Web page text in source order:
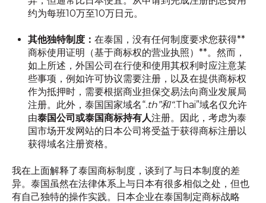
约为每班10万至10万日元。
其他独特制度：在泰国，没有任何制度要求您获得**
商标使用证明（基于商标权的营业执照）**。然而，
如上所述，外国公司在行使和使用其权利时应注意某
些事项，例如许可协议需要注册，以及在提供商标权
作为抵押时，需要根据商业担保交易法向商业发展局
注册。此外，泰国国家域名“.th”和“.Thai”域名仅允许
由泰国公司或泰国商标持有人注册。因此，考虑为泰
国市场开发网站的日本公司将受益于获得商标注册以
获得域名注册资格。
我在上面解释了泰国商标制度，谈到了与日本制度的差
异。泰国虽然在法律体系上与日本有很多相似之处，但也
有自己独特的操作实践。日本企业在泰国制定商标战略